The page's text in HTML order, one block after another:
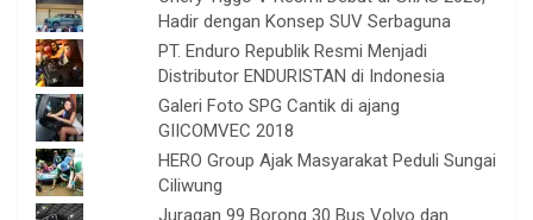
Hadir dengan Konsep SUV Serbaguna
PT. Enduro Republik Resmi Menjadi
Distributor ENDURISTAN di Indonesia
Galeri Foto SPG Cantik di ajang
GIICOMVEC 2018
HERO Group Ajak Masyarakat Peduli Sungai
Ciliwung
Juragan 99 Borong 30 Bus Volvo dan